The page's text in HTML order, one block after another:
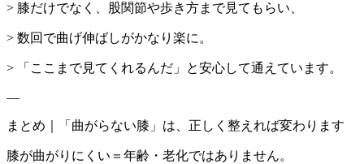
> 膝だけでなく、股関節や歩き方まで見てもらい、
> 数回で曲げ伸ばしがかなり楽に。
> 「ここまで見てくれるんだ」と安心して通えています。
—
まとめ｜「曲がらない膝」は、正しく整えれば変わります
膝が曲がりにくい＝年齢・老化ではありません。